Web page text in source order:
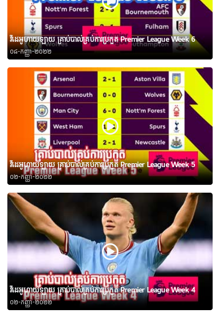
វីដេអូហាយឡាយ គ្រាប់បាល់គ្រប់ការប្រកួត Premier League Week 6
០៨-កញ្ញា-២០២២
វីដេអូហាយឡាយ គ្រាប់បាល់គ្រប់ការប្រកួត Premier League Week 5
០២-កញ្ញា-២០២២
វីដេអូហាយឡាយ គ្រាប់បាល់គ្រប់ការប្រកួត Premier League Week 4
០២-កញ្ញា-២០២២